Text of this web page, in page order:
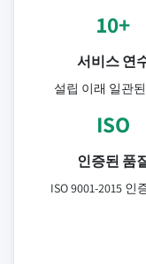
10+
서비스 연
설립 이래 일관
ISO
인증된 품
ISO 9001-2015 인